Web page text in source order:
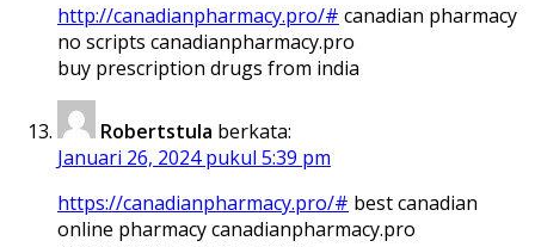
http://canadianpharmacy.pro/# canadian pharmacy
no scripts canadianpharmacy.pro
buy prescription drugs from india
Robertstula berkata:
Januari 26, 2024 pukul 5:39 pm
https://canadianpharmacy.pro/# best canadian
online pharmacy canadianpharmacy.pro